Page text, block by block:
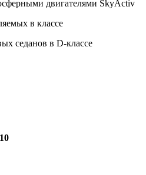
двигателями SkyActiv
в классе
седанов в D-классе